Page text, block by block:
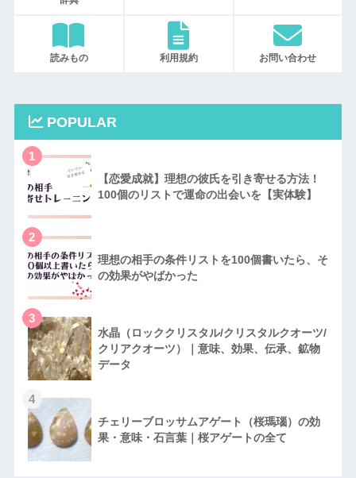
読みもの 利用規約 お問い合わせ
POPULAR
1
【恋愛成就】理想の彼氏を引き寄せる方法！
100個のリストで運命の出会いを【実体験】
2
理想の相手の条件リストを100個書いたら、そ
の効果がやばかった
3
水晶（ロッククリスタル/クリスタルクオーツ/
クリアクオーツ）｜意味、効果、伝承、鉱物
データ
4
チェリーブロッサムアゲート（桜瑪瑙）の効
果・意味・石言葉｜桜アゲートの全て